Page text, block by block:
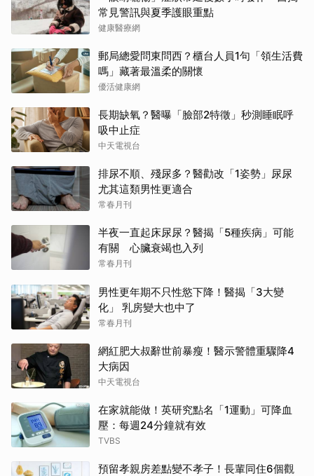
常見警訊與夏季護眼重點
健康醫療網
郵局總愛問東問西？櫃台人員1句「領生活費
嗎」藏著最溫柔的關懷
優活健康網
長期缺氧？醫曝「臉部2特徵」秒測睡眠呼
吸中止症
中天電視台
排尿不順、殘尿多？醫勸改「1姿勢」尿尿
尤其這類男性更適合
常春月刊
半夜一直起床尿尿？醫揭「5種疾病」可能
有關 心臟衰竭也入列
常春月刊
男性更年期不只性慾下降！醫揭「3大變
化」 乳房變大也中了
常春月刊
網紅肥大叔辭世前暴瘦！醫示警體重驟降4
大病因
中天電視台
在家就能做！英研究點名「1運動」可降血
壓：每週24分鐘就有效
TVBS
預留孝親房差點變不孝子！長輩同住6個觀